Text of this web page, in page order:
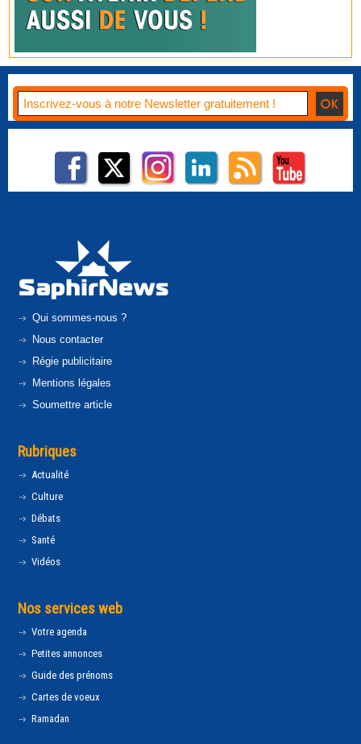
Qui sommes-nous ?
Nous contacter
Régie publicitaire
Mentions légales
Soumettre article
Rubriques
Actualité
Culture
Débats
Santé
Vidéos
Nos services web
Votre agenda
Petites annonces
Guide des prénoms
Cartes de voeux
Ramadan